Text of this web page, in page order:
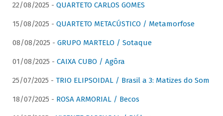
22/08/2025 - QUARTETO CARLOS GOMES
15/08/2025 - QUARTETO METACÚSTICO / Metamorfose
08/08/2025 - GRUPO MARTELO / Sotaque
01/08/2025 - CAIXA CUBO / Agôra
25/07/2025 - TRIO ELIPSOIDAL / Brasil a 3: Matizes do Som
18/07/2025 - ROSA ARMORIAL / Becos